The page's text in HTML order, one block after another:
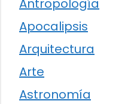
Antropología
Apocalipsis
Arquitectura
Arte
Astronomía